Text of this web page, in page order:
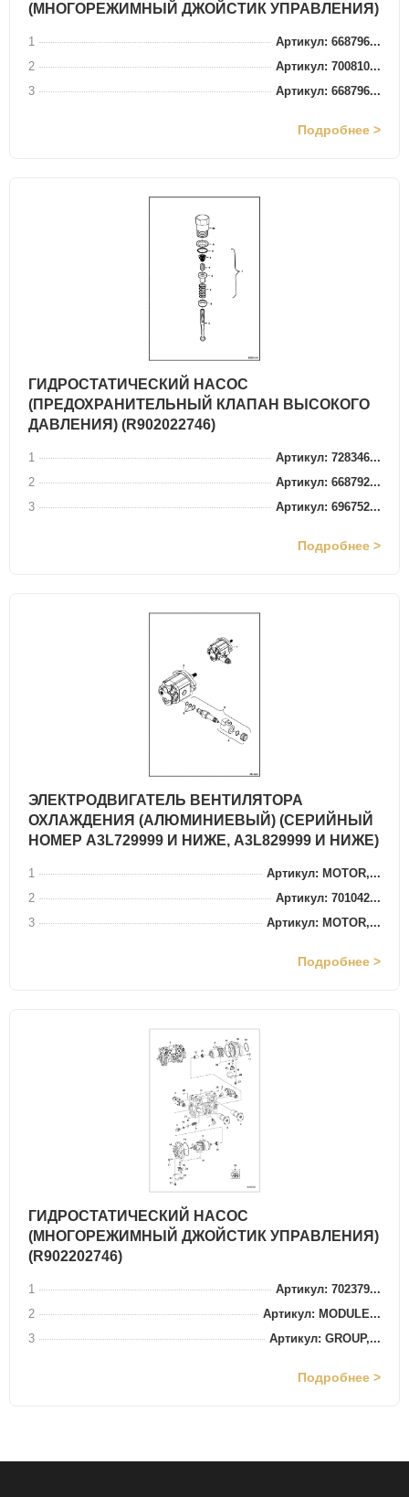
(МНОГОРЕЖИМНЫЙ ДЖОЙСТИК УПРАВЛЕНИЯ)
1
Артикул: 668796...
2
Артикул: 700810...
3
Артикул: 668796...
Подробнее >
ГИДРОСТАТИЧЕСКИЙ НАСОС
(ПРЕДОХРАНИТЕЛЬНЫЙ КЛАПАН ВЫСОКОГО
ДАВЛЕНИЯ) (R902022746)
1
Артикул: 728346...
2
Артикул: 668792...
3
Артикул: 696752...
Подробнее >
ЭЛЕКТРОДВИГАТЕЛЬ ВЕНТИЛЯТОРА
ОХЛАЖДЕНИЯ (АЛЮМИНИЕВЫЙ) (СЕРИЙНЫЙ
НОМЕР A3L729999 И НИЖЕ, A3L829999 И НИЖЕ)
1
Артикул: MOTOR,...
2
Артикул: 701042...
3
Артикул: MOTOR,...
Подробнее >
ГИДРОСТАТИЧЕСКИЙ НАСОС
(МНОГОРЕЖИМНЫЙ ДЖОЙСТИК УПРАВЛЕНИЯ)
(R902202746)
1
Артикул: 702379...
2
Артикул: MODULE...
3
Артикул: GROUP,...
Подробнее >